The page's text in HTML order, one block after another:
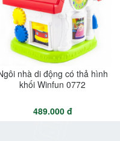
nhà di động có thả hình
khối Winfun 0772
489.000 đ